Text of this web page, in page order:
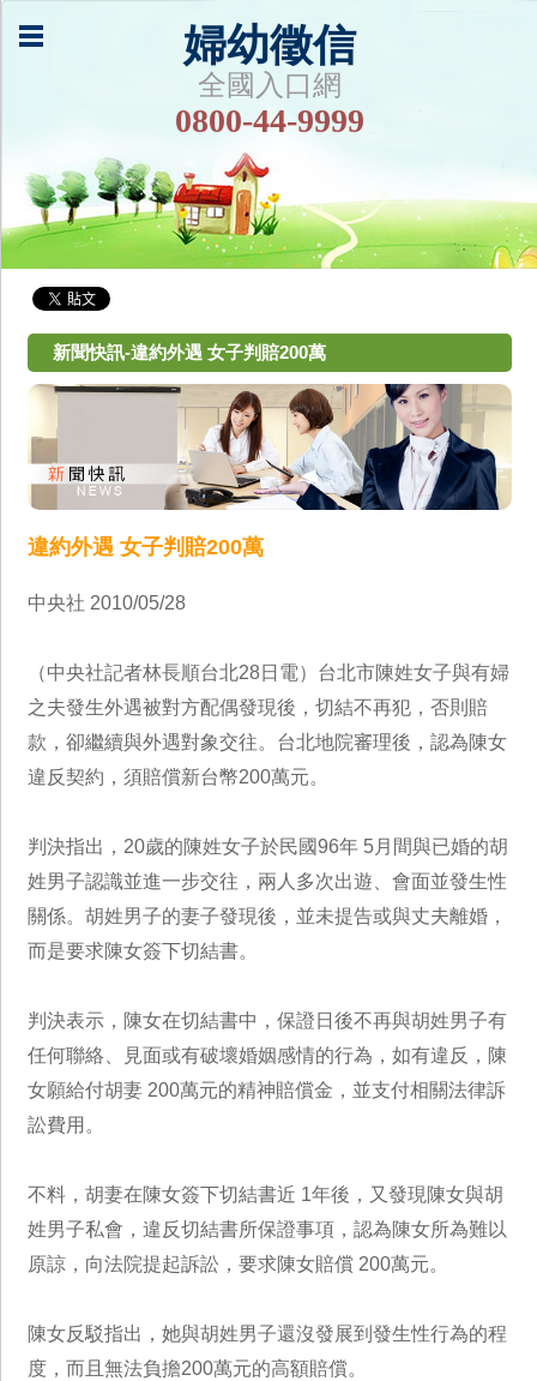
婦幼徵信
全國入口網
0800-44-9999
新聞快訊-違約外遇 女子判賠200萬
違約外遇 女子判賠200萬
中央社 2010/05/28
（中央社記者林長順台北28日電）台北市陳姓女子與有婦
之夫發生外遇被對方配偶發現後，切結不再犯，否則賠
款，卻繼續與外遇對象交往。台北地院審理後，認為陳女
違反契約，須賠償新台幣200萬元。
判決指出，20歲的陳姓女子於民國96年 5月間與已婚的胡
姓男子認識並進一步交往，兩人多次出遊、會面並發生性
關係。胡姓男子的妻子發現後，並未提告或與丈夫離婚，
而是要求陳女簽下切結書。
判決表示，陳女在切結書中，保證日後不再與胡姓男子有
任何聯絡、見面或有破壞婚姻感情的行為，如有違反，陳
女願給付胡妻 200萬元的精神賠償金，並支付相關法律訴
訟費用。
不料，胡妻在陳女簽下切結書近 1年後，又發現陳女與胡
姓男子私會，違反切結書所保證事項，認為陳女所為難以
原諒，向法院提起訴訟，要求陳女賠償 200萬元。
陳女反駁指出，她與胡姓男子還沒發展到發生性行為的程
度，而且無法負擔200萬元的高額賠償。